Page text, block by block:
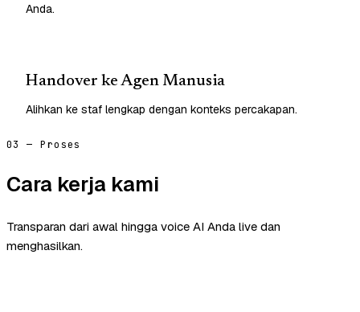
Anda.
Handover ke Agen Manusia
Alihkan ke staf lengkap dengan konteks percakapan.
03 — Proses
Cara kerja kami
Transparan dari awal hingga voice AI Anda live dan
menghasilkan.